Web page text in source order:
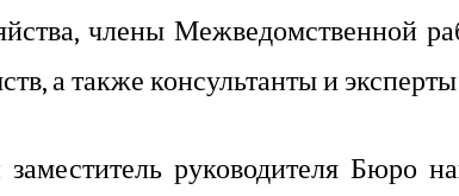
члены Межведомственной
а также консультанты и
руководителя Бюро